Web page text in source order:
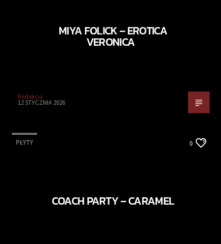
MIYA FOLICK – EROTICA
VERONICA
Redakcja
12 STYCZNIA 2026
PŁYTY 0
COACH PARTY – CARAMEL